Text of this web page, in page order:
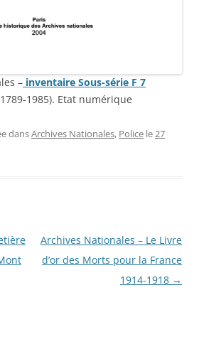
– inventaire Sous-série F 7
1985). Etat numérique
dansArchives Nationales, Police le27
Archives Nationales – Le Livre
d’or des Morts pour la France
1914-1918 →